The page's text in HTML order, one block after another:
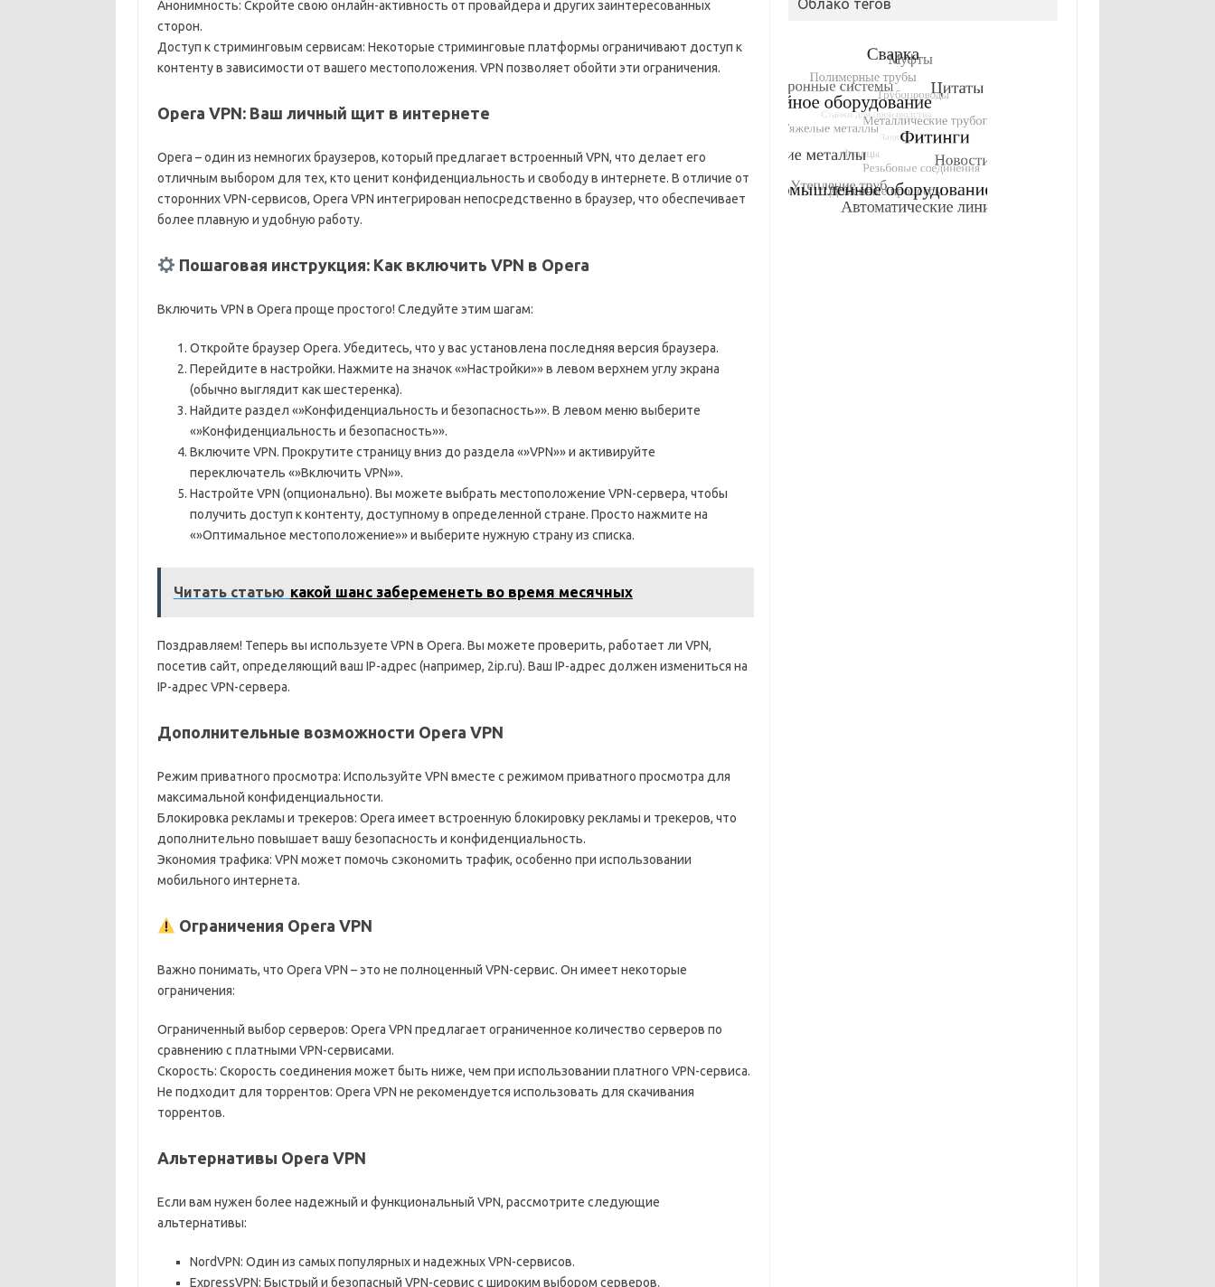
Анонимность: Скройте свою онлайн-активность от провайдера и других заинтересованных
сторон.
Доступ к стриминговым сервисам: Некоторые стриминговые платформы ограничивают доступ к
контенту в зависимости от вашего местоположения. VPN позволяет обойти эти ограничения.
Opera VPN: Ваш личный щит в интернете
Opera – один из немногих браузеров, который предлагает встроенный VPN, что делает его
отличным выбором для тех, кто ценит конфиденциальность и свободу в интернете. В отличие от
сторонних VPN-сервисов, Opera VPN интегрирован непосредственно в браузер, что обеспечивает
более плавную и удобную работу.
Пошаговая инструкция: Как включить VPN в Opera
Включить VPN в Opera проще простого! Следуйте этим шагам:
Откройте браузер Opera. Убедитесь, что у вас установлена последняя версия браузера.
Перейдите в настройки. Нажмите на значок «»Настройки»» в левом верхнем углу экрана
(обычно выглядит как шестеренка).
Найдите раздел «»Конфиденциальность и безопасность»». В левом меню выберите
«»Конфиденциальность и безопасность»».
Включите VPN. Прокрутите страницу вниз до раздела «»VPN»» и активируйте
переключатель «»Включить VPN»».
Настройте VPN (опционально). Вы можете выбрать местоположение VPN-сервера, чтобы
получить доступ к контенту, доступному в определенной стране. Просто нажмите на
«»Оптимальное местоположение»» и выберите нужную страну из списка.
Читать статью какой шанс забеременеть во время месячных
Поздравляем! Теперь вы используете VPN в Opera. Вы можете проверить, работает ли VPN,
посетив сайт, определяющий ваш IP-адрес (например, 2ip.ru). Ваш IP-адрес должен измениться на
IP-адрес VPN-сервера.
Дополнительные возможности Opera VPN
Режим приватного просмотра: Используйте VPN вместе с режимом приватного просмотра для
максимальной конфиденциальности.
Блокировка рекламы и трекеров: Opera имеет встроенную блокировку рекламы и трекеров, что
дополнительно повышает вашу безопасность и конфиденциальность.
Экономия трафика: VPN может помочь сэкономить трафик, особенно при использовании
мобильного интернета.
Ограничения Opera VPN
Важно понимать, что Opera VPN – это не полноценный VPN-сервис. Он имеет некоторые
ограничения:
Ограниченный выбор серверов: Opera VPN предлагает ограниченное количество серверов по
сравнению с платными VPN-сервисами.
Скорость: Скорость соединения может быть ниже, чем при использовании платного VPN-сервиса.
Не подходит для торрентов: Opera VPN не рекомендуется использовать для скачивания
торрентов.
Альтернативы Opera VPN
Если вам нужен более надежный и функциональный VPN, рассмотрите следующие
альтернативы:
NordVPN: Один из самых популярных и надежных VPN-сервисов.
ExpressVPN: Быстрый и безопасный VPN-сервис с широким выбором серверов.
Облако тегов